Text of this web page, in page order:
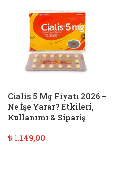
Cialis 5 Mg Fiyatı 2026 –
Ne İşe Yarar? Etkileri,
Kullanımı & Sipariş
₺1.149,00